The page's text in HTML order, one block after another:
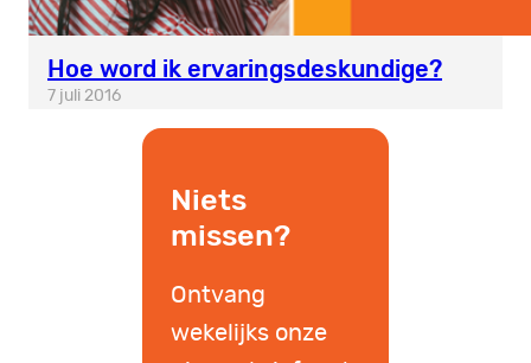
Hoe word ik ervaringsdeskundige?
7 juli 2016
Niets
missen?
Ontvang
wekelijks onze